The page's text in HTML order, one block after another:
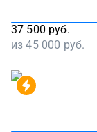
37 500 руб.
из45 000 руб.